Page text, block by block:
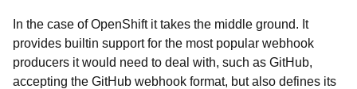
In the case of OpenShift it takes the middle ground. It
provides builtin support for the most popular webhook
producers it would need to deal with, such as GitHub,
accepting the GitHub webhook format, but also defines its